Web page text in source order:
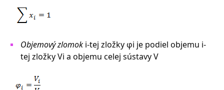
Objemový zlomoki-tej zložky φi je podiel objemu i-
tej zložky Vi a objemu celej sústavy V